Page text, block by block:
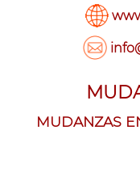
MUDANZAS